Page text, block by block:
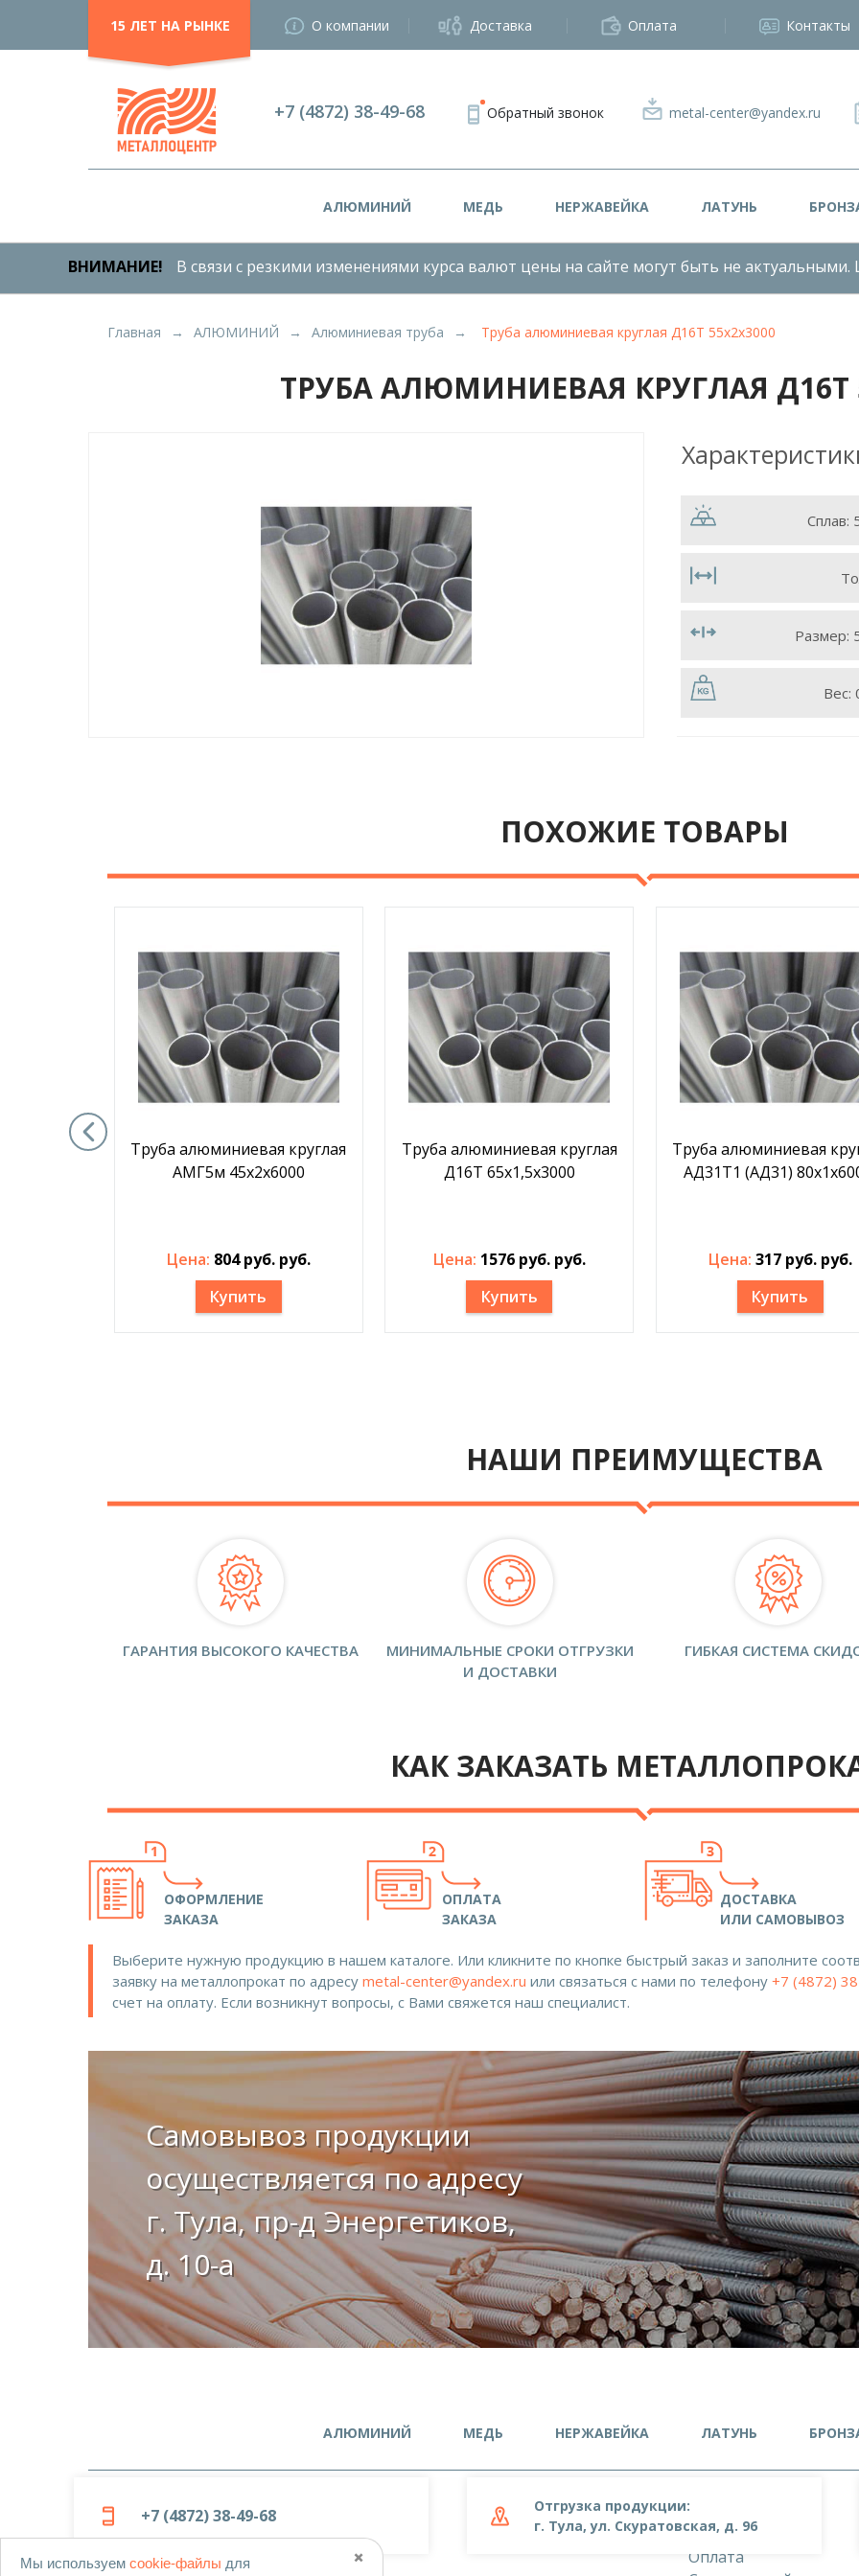
15 ЛЕТ НА РЫНКЕ О компании Доставка Оплата Контакты
+7 (4872) 38-49-68 Обратный звонок metal-center@yandex.ru
АЛЮМИНИЙ МЕДЬ НЕРЖАВЕЙКА ЛАТУНЬ
ВНИМАНИЕ! В связи с резкими изменениями курса валют цены на сайте могут быть не
Главная АЛЮМИНИЙ Алюминиевая труба Труба алюминиевая круглая Д16Т 55x2x3000
ТРУБА АЛЮМИНИЕВАЯ КРУГЛАЯ Д16Т
Сплав:
Размер:
Вес:
ПОХОЖИЕ ТОВАРЫ
круглая
Труба алюминиевая круглая
АМГ5м 45х2х6000
Цена: 804 руб. руб.
Купить
Труба алюминиевая круглая
Д16Т 65x1,5x3000
Цена: 1576 руб. руб.
Купить
Труба алюминиевая
АД31Т1 (АД31)
Цена: 317 руб. руб.
Купить
НАШИ ПРЕИМУЩЕСТВА
ГАРАНТИЯ ВЫСОКОГО КАЧЕСТВА
МИНИМАЛЬНЫЕ СРОКИ ОТГРУЗКИ
И ДОСТАВКИ
ГИБКАЯ СИСТЕМА
КАК ЗАКАЗАТЬ
ОФОРМЛЕНИЕ
ЗАКАЗА
ОПЛАТА
ЗАКАЗА
ДОСТАВКА
ИЛИ САМОВЫВОЗ
Выберите нужную продукцию в нашем каталоге. Или кликните по кнопке быстрый заказ и заполните
заявку на металлопрокат по адресу metal-center@yandex.ru или связаться с нами по телефону +7 (4872)
счет на оплату. Если возникнут вопросы, с Вами свяжется наш специалист.
Самовывоз продукции
осуществляется по адресу
г. Тула, пр-д Энергетиков,
д. 10-а
+7 (4872) 38-49-68
Отгрузка продукции:
г. Тула, ул. Скуратовская, д. 96
АЛЮМИНИЙ МЕДЬ НЕРЖАВЕЙКА ЛАТУНЬ
О компании
Доставка
Оплата
✖️
Мы используем cookie-файлы для